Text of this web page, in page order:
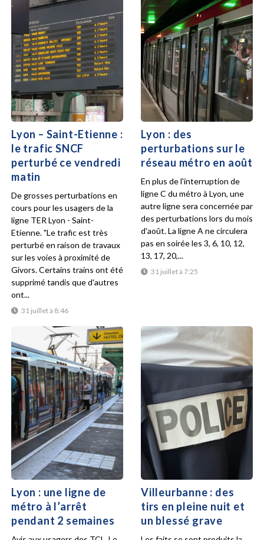
Lyon – Saint-Etienne :
le trafic SNCF
perturbé ce vendredi
matin
31 juillet à 8:46
De grosses perturbations en
cours pour les usagers de la
ligne TER Lyon - Saint-
Etienne. "Le trafic est très
perturbé en raison de travaux
sur les voies à proximité de
Givors. Certains trains ont été
supprimé tandis que d'autres
ont...
Lyon : des
perturbations sur le
réseau métro en août
31 juillet à 7:25
En plus de l'interruption de
ligne C du métro à Lyon, une
autre ligne sera concernée par
des perturbations lors du mois
d'août. La ligne A ne circulera
pas en soirée les 3, 6, 10, 12,
13, 17, 20,...
Lyon : une ligne de
métro à l’arrêt
pendant 2 semaines
Villeurbanne : des
tirs en pleine nuit et
un blessé grave